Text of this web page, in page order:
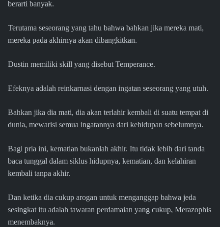
berarti banyak.
Terutama seseorang yang tahu bahwa bahkan jika mereka mati,
mereka pada akhirnya akan dibangkitkan.
Dustin memiliki skill yang disebut Temperance.
Efeknya adalah reinkarnasi dengan ingatan seseorang yang utuh.
Bahkan jika dia mati, dia akan terlahir kembali di suatu tempat di
dunia, mewarisi semua ingatannya dari kehidupan sebelumnya.
Bagi pria ini, kematian bukanlah akhir. Itu tidak lebih dari tanda
baca tunggal dalam siklus hidupnya, kematian, dan kelahiran
kembali tanpa akhir.
Dan ketika dia cukup arogan untuk menganggap bahwa jeda
sesingkat itu adalah tawaran perdamaian yang cukup, Merazophis
menembaknya.